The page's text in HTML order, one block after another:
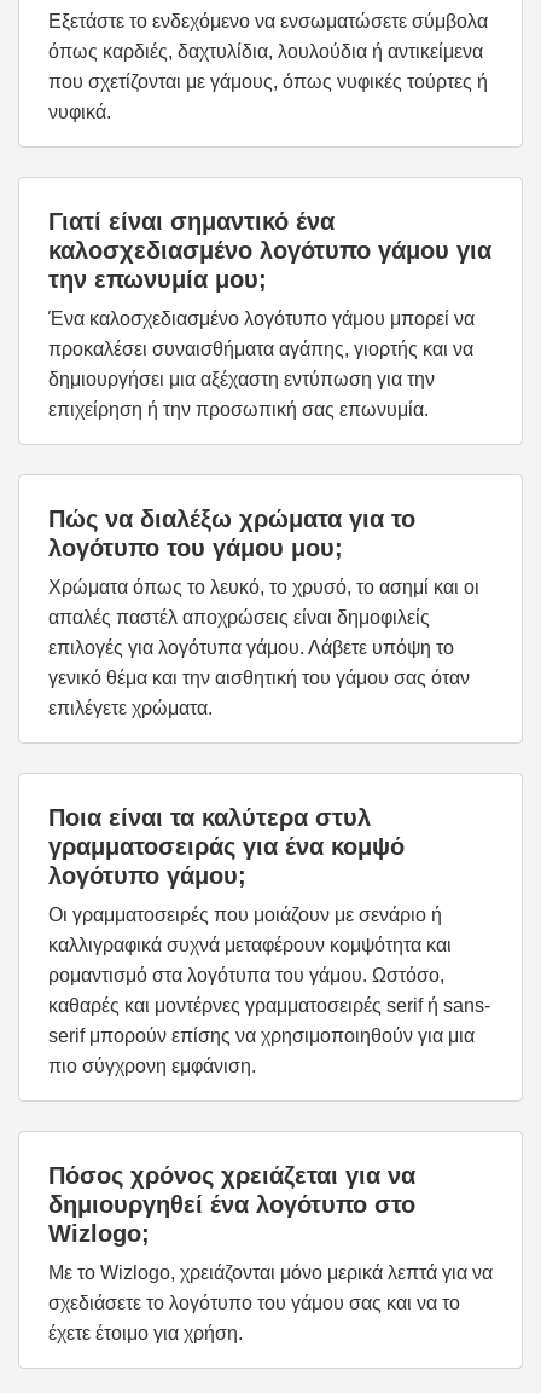
Εξετάστε το ενδεχόμενο να ενσωματώσετε σύμβολα
όπως καρδιές, δαχτυλίδια, λουλούδια ή αντικείμενα
που σχετίζονται με γάμους, όπως νυφικές τούρτες ή
νυφικά.
Γιατί είναι σημαντικό ένα
καλοσχεδιασμένο λογότυπο γάμου για
την επωνυμία μου;
Ένα καλοσχεδιασμένο λογότυπο γάμου μπορεί να
προκαλέσει συναισθήματα αγάπης, γιορτής και να
δημιουργήσει μια αξέχαστη εντύπωση για την
επιχείρηση ή την προσωπική σας επωνυμία.
Πώς να διαλέξω χρώματα για το
λογότυπο του γάμου μου;
Χρώματα όπως το λευκό, το χρυσό, το ασημί και οι
απαλές παστέλ αποχρώσεις είναι δημοφιλείς
επιλογές για λογότυπα γάμου. Λάβετε υπόψη το
γενικό θέμα και την αισθητική του γάμου σας όταν
επιλέγετε χρώματα.
Ποια είναι τα καλύτερα στυλ
γραμματοσειράς για ένα κομψό
λογότυπο γάμου;
Οι γραμματοσειρές που μοιάζουν με σενάριο ή
καλλιγραφικά συχνά μεταφέρουν κομψότητα και
ρομαντισμό στα λογότυπα του γάμου. Ωστόσο,
καθαρές και μοντέρνες γραμματοσειρές serif ή sans-
serif μπορούν επίσης να χρησιμοποιηθούν για μια
πιο σύγχρονη εμφάνιση.
Πόσος χρόνος χρειάζεται για να
δημιουργηθεί ένα λογότυπο στο
Wizlogo;
Με το Wizlogo, χρειάζονται μόνο μερικά λεπτά για να
σχεδιάσετε το λογότυπο του γάμου σας και να το
έχετε έτοιμο για χρήση.